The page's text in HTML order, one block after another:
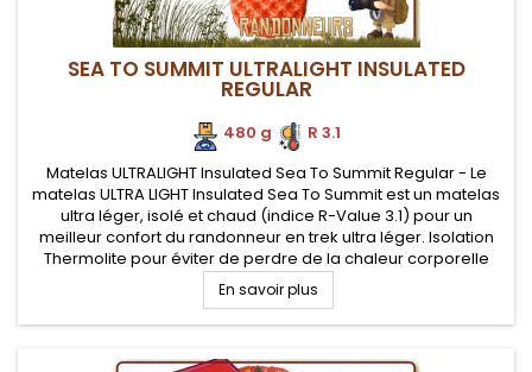
SEA TO SUMMIT ULTRALIGHT INSULATED
REGULAR
480 g
R 3.1
Matelas ULTRALIGHT Insulated Sea To Summit Regular - Le
matelas ULTRA LIGHT Insulated Sea To Summit est un matelas
ultra léger, isolé et chaud (indice R-Value 3.1) pour un
meilleur confort du randonneur en trek ultra léger. Isolation
Thermolite pour éviter de perdre de la chaleur corporelle
vers le sol. Pompe Airstream fournie pour assurer un
gonflage...
En savoir plus